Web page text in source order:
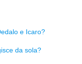
e Icaro?
da sola?